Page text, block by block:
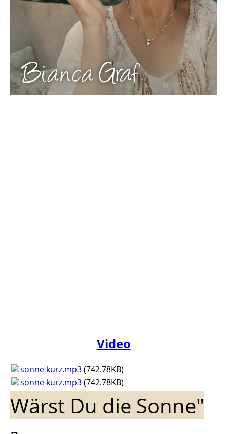
Video
sonne kurz.mp3(742.78KB)
sonne kurz.mp3(742.78KB)
Wärst Du die Sonne"